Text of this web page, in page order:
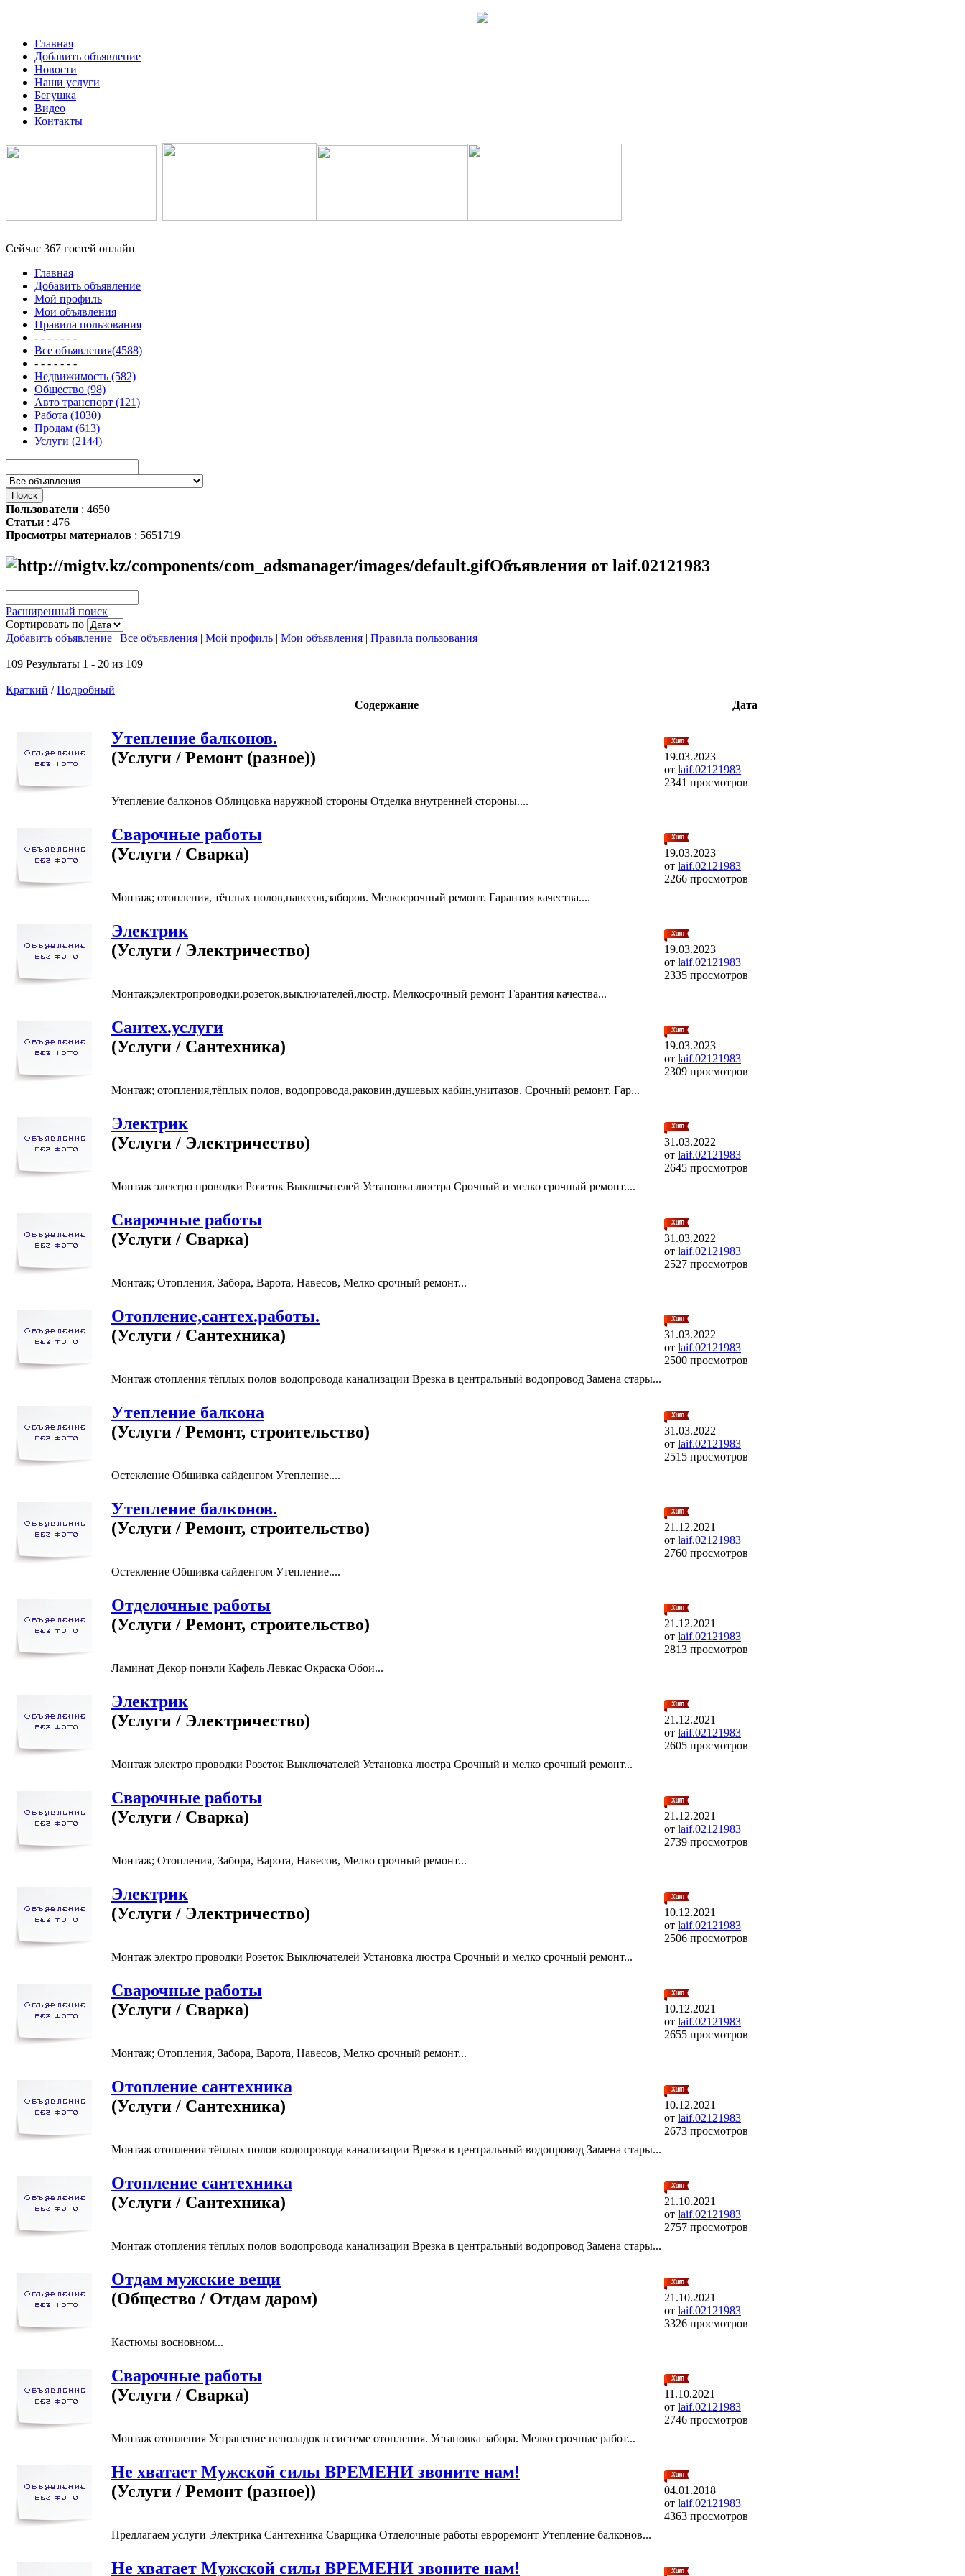
Главная
Добавить объявление
Новости
Наши услуги
Бегушка
Видео
Контакты
Сейчас 367 гостей онлайн
Главная
Добавить объявление
Мой профиль
Мои объявления
Правила пользования
- - - - - - -
Все объявления(4588)
- - - - - - -
Недвижимость (582)
Общество (98)
Авто транспорт (121)
Работа (1030)
Продам (613)
Услуги (2144)
Пользователи : 4650
Статьи : 476
Просмотры материалов : 5651719
Объявления от laif.02121983
Расширенный поиск
Сортировать по
Добавить объявление | Все объявления | Мой профиль | Мои объявления | Правила пользования
109 Результаты 1 - 20 из 109
Краткий /Подробный
Содержание
Дата
Утепление балконов.
(Услуги / Ремонт (разное))
Утепление балконов Облицовка наружной стороны Отделка внутренней стороны....
19.03.2023
от laif.02121983
2341 просмотров
Сварочные работы
(Услуги / Сварка)
Монтаж; отопления, тёплых полов,навесов,заборов. Мелкосрочный ремонт. Гарантия качества....
19.03.2023
от laif.02121983
2266 просмотров
Электрик
(Услуги / Электричество)
Монтаж;электропроводки,розеток,выключателей,люстр. Мелкосрочный ремонт Гарантия качества...
19.03.2023
от laif.02121983
2335 просмотров
Сантех.услуги
(Услуги / Сантехника)
Монтаж; отопления,тёплых полов, водопровода,раковин,душевых кабин,унитазов. Срочный ремонт. Гар...
19.03.2023
от laif.02121983
2309 просмотров
Электрик
(Услуги / Электричество)
Монтаж электро проводки Розеток Выключателей Установка люстра Срочный и мелко срочный ремонт....
31.03.2022
от laif.02121983
2645 просмотров
Сварочные работы
(Услуги / Сварка)
Монтаж; Отопления, Забора, Варота, Навесов, Мелко срочный ремонт...
31.03.2022
от laif.02121983
2527 просмотров
Отопление,сантех.работы.
(Услуги / Сантехника)
Монтаж отопления тёплых полов водопровода канализации Врезка в центральный водопровод Замена стары...
31.03.2022
от laif.02121983
2500 просмотров
Утепление балкона
(Услуги / Ремонт, строительство)
Остекление Обшивка сайденгом Утепление....
31.03.2022
от laif.02121983
2515 просмотров
Утепление балконов.
(Услуги / Ремонт, строительство)
Остекление Обшивка сайденгом Утепление....
21.12.2021
от laif.02121983
2760 просмотров
Отделочные работы
(Услуги / Ремонт, строительство)
Ламинат Декор понэли Кафель Левкас Окраска Обои...
21.12.2021
от laif.02121983
2813 просмотров
Электрик
(Услуги / Электричество)
Монтаж электро проводки Розеток Выключателей Установка люстра Срочный и мелко срочный ремонт...
21.12.2021
от laif.02121983
2605 просмотров
Сварочные работы
(Услуги / Сварка)
Монтаж; Отопления, Забора, Варота, Навесов, Мелко срочный ремонт...
21.12.2021
от laif.02121983
2739 просмотров
Электрик
(Услуги / Электричество)
Монтаж электро проводки Розеток Выключателей Установка люстра Срочный и мелко срочный ремонт...
10.12.2021
от laif.02121983
2506 просмотров
Сварочные работы
(Услуги / Сварка)
Монтаж; Отопления, Забора, Варота, Навесов, Мелко срочный ремонт...
10.12.2021
от laif.02121983
2655 просмотров
Отопление сантехника
(Услуги / Сантехника)
Монтаж отопления тёплых полов водопровода канализации Врезка в центральный водопровод Замена стары...
10.12.2021
от laif.02121983
2673 просмотров
Отопление сантехника
(Услуги / Сантехника)
Монтаж отопления тёплых полов водопровода канализации Врезка в центральный водопровод Замена стары...
21.10.2021
от laif.02121983
2757 просмотров
Отдам мужские вещи
(Общество / Отдам даром)
Кастюмы восновном...
21.10.2021
от laif.02121983
3326 просмотров
Сварочные работы
(Услуги / Сварка)
Монтаж отопления Устранение неполадок в системе отопления. Установка забора. Мелко срочные работ...
11.10.2021
от laif.02121983
2746 просмотров
Не хватает Мужской силы ВРЕМЕНИ звоните нам!
(Услуги / Ремонт (разное))
Предлагаем услуги Электрика Сантехника Сварщика Отделочные работы евроремонт Утепление балконов...
04.01.2018
от laif.02121983
4363 просмотров
Не хватает Мужской силы ВРЕМЕНИ звоните нам!